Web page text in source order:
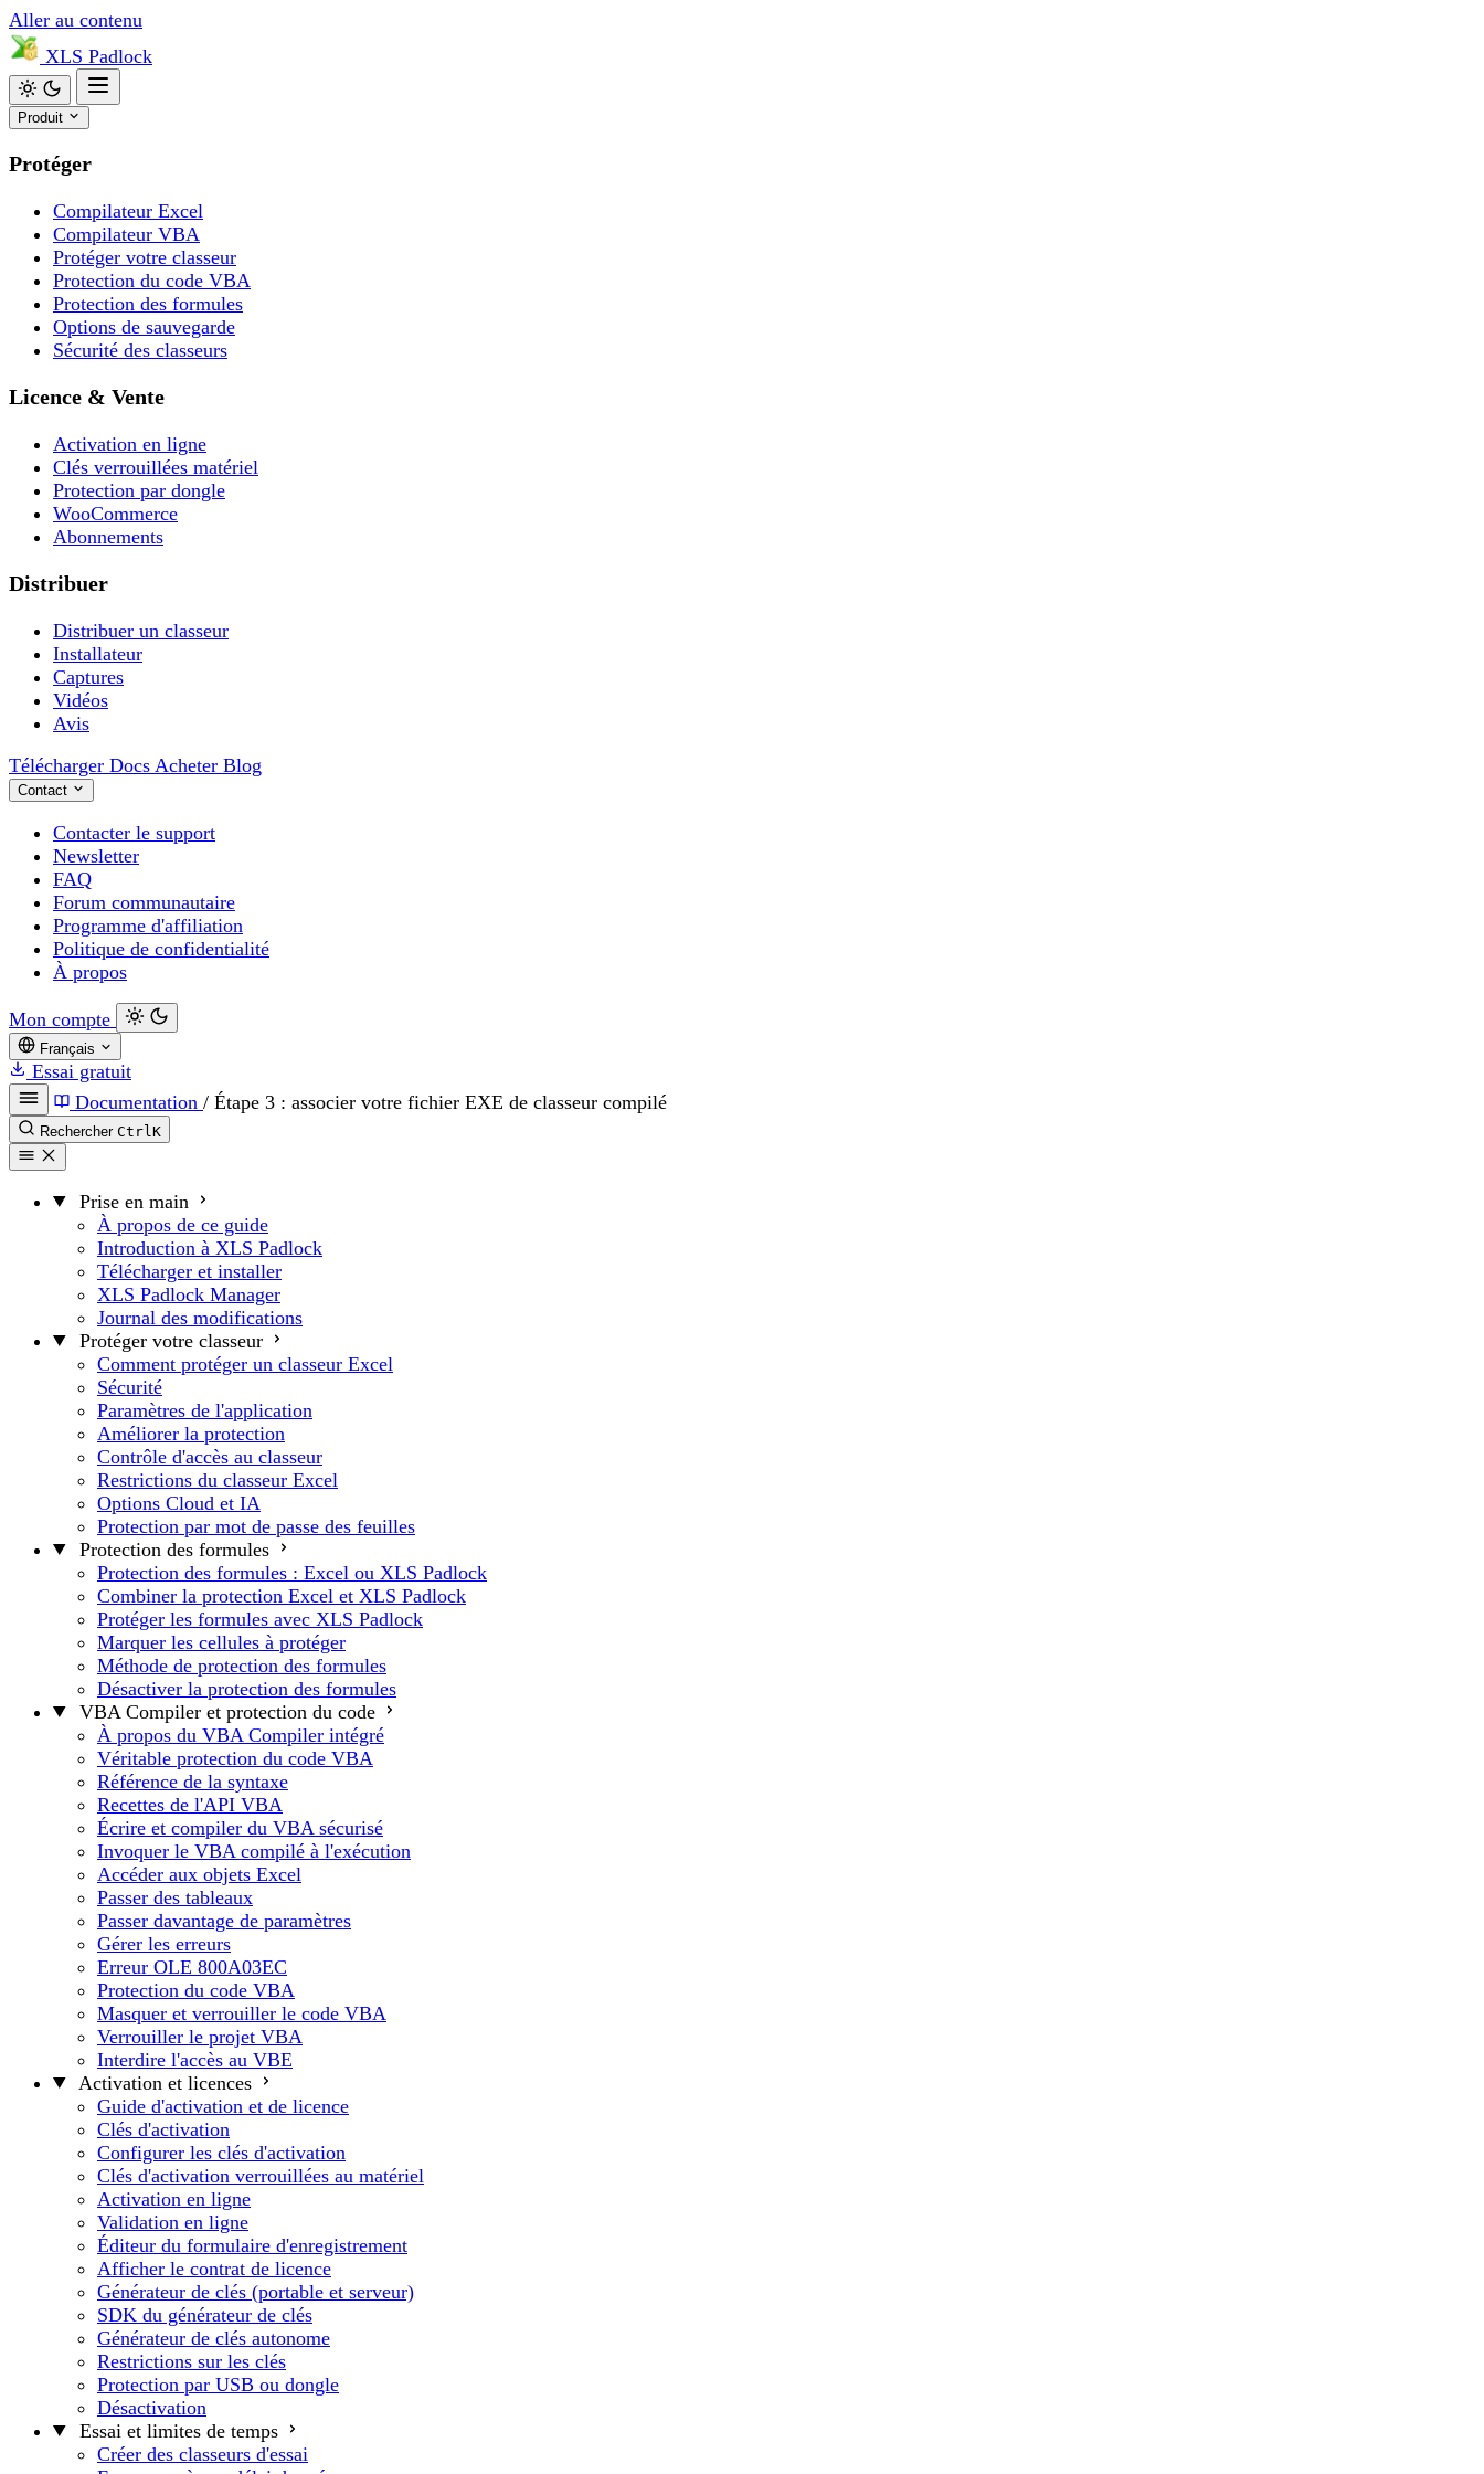
Aller au contenu
XLS Padlock
Produit
Protéger
Compilateur Excel
Compilateur VBA
Protéger votre classeur
Protection du code VBA
Protection des formules
Options de sauvegarde
Sécurité des classeurs
Licence & Vente
Activation en ligne
Clés verrouillées matériel
Protection par dongle
WooCommerce
Abonnements
Distribuer
Distribuer un classeur
Installateur
Captures
Vidéos
Avis
Télécharger Docs Acheter Blog
Contact
Contacter le support
Newsletter
FAQ
Forum communautaire
Programme d'affiliation
Politique de confidentialité
À propos
Mon compte
Français
Essai gratuit
Documentation / Étape 3 : associer votre fichier EXE de classeur compilé
Rechercher CtrlK
Prise en main
À propos de ce guide
Introduction à XLS Padlock
Télécharger et installer
XLS Padlock Manager
Journal des modifications
Protéger votre classeur
Comment protéger un classeur Excel
Sécurité
Paramètres de l'application
Améliorer la protection
Contrôle d'accès au classeur
Restrictions du classeur Excel
Options Cloud et IA
Protection par mot de passe des feuilles
Protection des formules
Protection des formules : Excel ou XLS Padlock
Combiner la protection Excel et XLS Padlock
Protéger les formules avec XLS Padlock
Marquer les cellules à protéger
Méthode de protection des formules
Désactiver la protection des formules
VBA Compiler et protection du code
À propos du VBA Compiler intégré
Véritable protection du code VBA
Référence de la syntaxe
Recettes de l'API VBA
Écrire et compiler du VBA sécurisé
Invoquer le VBA compilé à l'exécution
Accéder aux objets Excel
Passer des tableaux
Passer davantage de paramètres
Gérer les erreurs
Erreur OLE 800A03EC
Protection du code VBA
Masquer et verrouiller le code VBA
Verrouiller le projet VBA
Interdire l'accès au VBE
Activation et licences
Guide d'activation et de licence
Clés d'activation
Configurer les clés d'activation
Clés d'activation verrouillées au matériel
Activation en ligne
Validation en ligne
Éditeur du formulaire d'enregistrement
Afficher le contrat de licence
Générateur de clés (portable et serveur)
SDK du générateur de clés
Générateur de clés autonome
Restrictions sur les clés
Protection par USB ou dongle
Désactivation
Essai et limites de temps
Créer des classeurs d'essai